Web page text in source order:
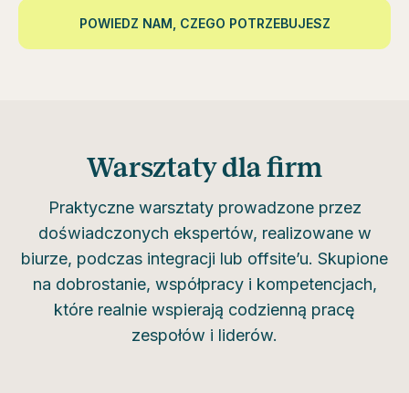
POWIEDZ NAM, CZEGO POTRZEBUJESZ
Warsztaty dla firm
Praktyczne warsztaty prowadzone przez
doświadczonych ekspertów, realizowane w
biurze, podczas integracji lub offsite’u. Skupione
na dobrostanie, współpracy i kompetencjach,
które realnie wspierają codzienną pracę
zespołów i liderów.